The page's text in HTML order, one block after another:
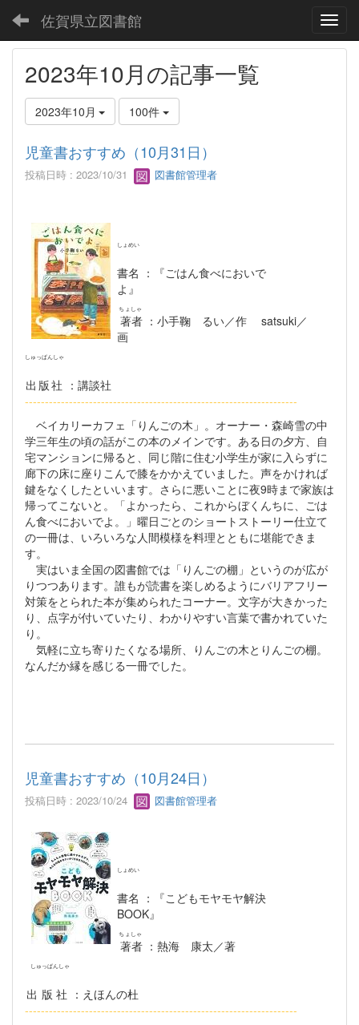
佐賀県立図書館
2023年10月の記事一覧
2023年10月 100件
児童書おすすめ（10月31日）
投稿日時 : 2023/10/31 図書館管理者
書名
しょめい
：『ごはん食べにおいで
よ』
著者
ちょしゃ
：小手鞠 るい／作 satsuki／
画
出版社
しゅっぱんしゃ
：講談社
--------------------------------------------------------------------
ベイカリーカフェ「りんごの木」。オーナー・森崎雪の中
学三年生の頃の話がこの本のメインです。ある日の夕方、自
宅マンションに帰ると、同じ階に住む小学生が家に入らずに
廊下の床に座りこんで膝をかかえていました。声をかければ
鍵をなくしたといいます。さらに悪いことに夜9時まで家族は
帰ってこないと。「よかったら、これからぼくんちに、ごは
ん食べにおいでよ。」曜日ごとのショートストーリー仕立て
の一冊は、いろいろな人間模様を料理とともに堪能できま
す。
実はいま全国の図書館では「りんごの棚」というのが広が
りつつあります。誰もが読書を楽しめるようにバリアフリー
対策をとられた本が集められたコーナー。文字が大きかった
り、点字が付いていたり、わかりやすい言葉で書かれていた
り。
気軽に立ち寄りたくなる場所、りんごの木とりんごの棚。
なんだか縁を感じる一冊でした。
児童書おすすめ（10月24日）
投稿日時 : 2023/10/24 図書館管理者
書名
しょめい
：『こどもモヤモヤ解決
BOOK』
著者
ちょしゃ
：熱海 康太／著
出版社
しゅっぱんしゃ
：えほんの杜
--------------------------------------------------------------------